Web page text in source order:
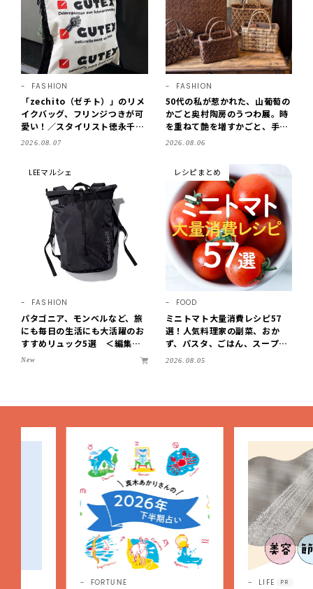
FASHION
「zechito（ゼチト）」のリメ
イクバッグ、フリンジつきが可
愛い！／スタイリスト徳永千夏
さん【おやこども名品】
2026.08.07
FASHION
50代の私が惹かれた、山葡萄の
かごと奥村陶房のうつわ展。時
を重ねて艶を増すかごと、手仕
事の美しさに出会いました。
2026.08.06
LEEマルシェ
FASHION
パタゴニア、モンベルなど、旅
にも毎日の生活にも大活躍のお
すすめリュック5選 ＜編集部
セレクト＞【LEEマルシェ】
New
レシピまとめ
FOOD
ミニトマト大量消費レシピ57
選！人気料理家の副菜、おか
ず、パスタ、ごはん、スープま
で【保存版】
2026.08.05
FORTUNE